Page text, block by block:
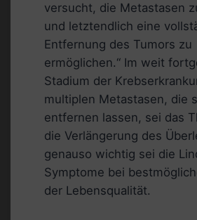
versucht, die Metastasen
und letztendlich eine
Entfernung des Tumors zu
ermöglichen.“ Im weit
Stadium der
multiplen Metastasen, die
entfernen lassen, sei das
die Verlängerung des
genauso wichtig sei die
Symptome bei
der Lebensqualität.